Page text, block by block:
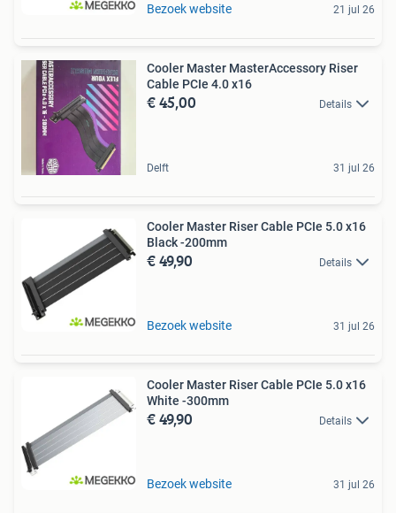
Bezoek website 21 jul 26
Cooler Master MasterAccessory Riser
Cable PCIe 4.0 x16
€ 45,00 Details
Delft 31 jul 26
Cooler Master Riser Cable PCIe 5.0 x16
Black -200mm
€ 49,90 Details
Bezoek website 31 jul 26
Cooler Master Riser Cable PCIe 5.0 x16
White -300mm
€ 49,90 Details
Bezoek website 31 jul 26